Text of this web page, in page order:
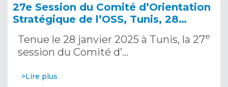
27e Session du Comité d’Orientation
Stratégique de l’OSS, Tunis, 28
Tenue le 28 janvier 2025 à Tunis, la 27e
session du Comité d’…
>Lire plus